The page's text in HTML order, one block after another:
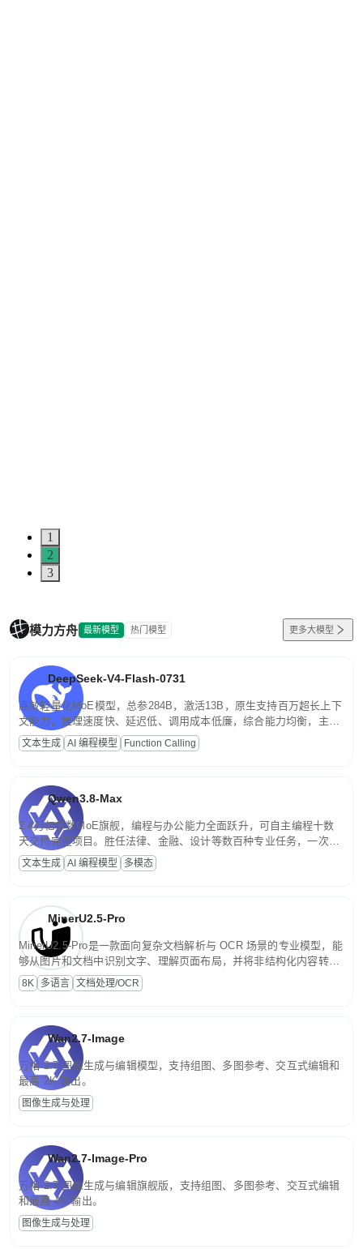
1
2
3
模力方舟 最新模型 热门模型 更多大模型
DeepSeek-V4-Flash-0731
高效轻量化MoE模型，总参284B，激活13B，原生支持百万超长上下
文能力。推理速度快、延迟低、调用成本低廉，综合能力均衡，主打
高并发、轻量化任务，适合日常对话、内容创作、基础 RAG、批量
文案处理等普惠刚需场景。
文本生成 AI 编程模型 Function Calling
Qwen3.8-Max
2.4万亿参数MoE旗舰，编程与办公能力全面跃升，可自主编程十数
天交付完整项目。胜任法律、金融、设计等数百种专业任务，一次对
话端到端交付生产级成果。原生视觉理解贯穿规划、执行与验证全流
程，支持超长文档与长视频的深度语义解析。长程任务中自主规划与
文本生成 AI 编程模型 多模态
MinerU2.5-Pro
MinerU2.5-Pro是一款面向复杂文档解析与 OCR 场景的专业模型，能
够从图片和文档中识别文字、理解页面布局，并将非结构化内容转换
为便于存储、检索和二次处理的结构化结果。
8K 多语言 文档处理/OCR
Wan2.7-Image
万相 2.7 图像生成与编辑模型，支持组图、多图参考、交互式编辑和
最高 2K 输出。
图像生成与处理
Wan2.7-Image-Pro
万相 2.7 图像生成与编辑旗舰版，支持组图、多图参考、交互式编辑
和最高 4K 输出。
图像生成与处理